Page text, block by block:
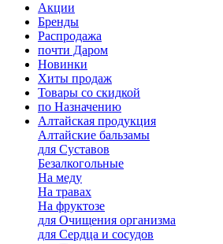
Акции
Бренды
Распродажа
почти Даром
Новинки
Хиты продаж
Товары со скидкой
по Назначению
Алтайская продукция
Алтайские бальзамы
для Суставов
Безалкогольные
На меду
На травах
На фруктозе
для Очищения организма
для Сердца и сосудов